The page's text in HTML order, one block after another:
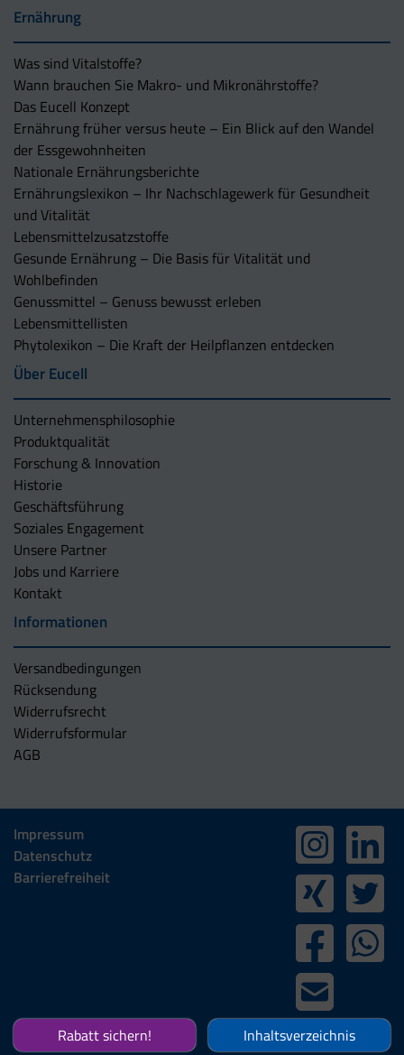
Ernährung
Was sind Vitalstoffe?
Wann brauchen Sie Makro- und Mikronährstoffe?
Das Eucell Konzept
Ernährung früher versus heute – Ein Blick auf den Wandel
der Essgewohnheiten
Nationale Ernährungsberichte
Ernährungslexikon – Ihr Nachschlagewerk für Gesundheit
und Vitalität
Lebensmittelzusatzstoffe
Gesunde Ernährung – Die Basis für Vitalität und
Wohlbefinden
Genussmittel – Genuss bewusst erleben
Lebensmittellisten
Phytolexikon – Die Kraft der Heilpflanzen entdecken
Über Eucell
Unternehmens­philosophie
Produktqualität
Forschung & Innovation
Historie
Geschäftsführung
Soziales Engagement
Unsere Partner
Jobs und Karriere
Kontakt
Informationen
Versandbedingungen
Rücksendung
Widerrufsrecht
Widerrufsformular
AGB
Impressum
Datenschutz
Barrierefreiheit
Rabatt sichern! Inhaltsverzeichnis